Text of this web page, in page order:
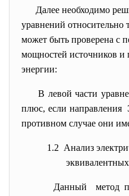
Далее необходимо
уравнений относительно
может быть проверена с
мощностей источников и
энергии:
В левой части
плюс, если
противном случае они
1.2 Анализ
Данный метод